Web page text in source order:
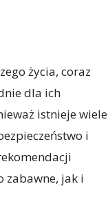
życia, coraz
dla ich
istnieje wiele
i
zabawne, jak i